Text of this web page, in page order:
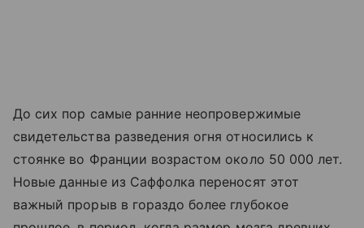
До сих пор самые ранние неопровержимые
свидетельства разведения огня относились к
стоянке во Франции возрастом около 50 000 лет.
Новые данные из Саффолка переносят этот
важный прорыв в гораздо более глубокое